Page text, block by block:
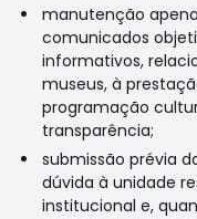
manutenção
comunicados
informativos,
museus, à
programação
transparência;
submissão prévia
dúvida à unidade
institucional e,